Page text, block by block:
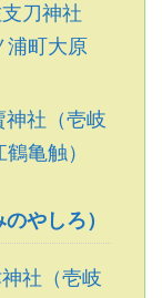
刀神社
浦町大原
神社（壱岐
亀触）
やしろ）
社（壱岐